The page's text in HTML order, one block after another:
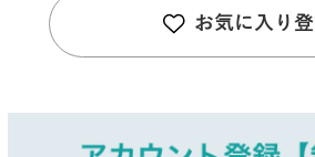
お気に入り